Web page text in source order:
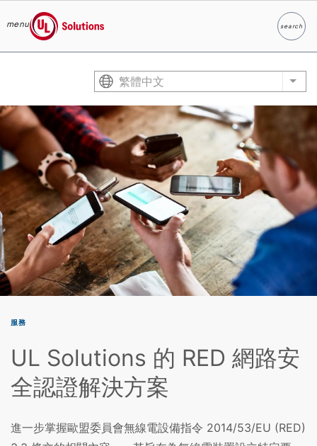
menu
UL Solutions
searchSearch
繁體中文 List
服務
UL Solutions 的 RED 網路安
全認證解決方案
進一步掌握歐盟委員會無線電設備指令 2014/53/EU (RED)